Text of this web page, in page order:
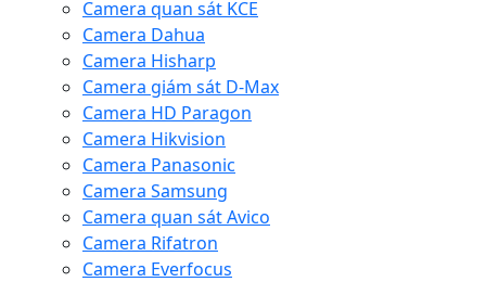
Camera quan sát KCE
Camera Dahua
Camera Hisharp
Camera giám sát D-Max
Camera HD Paragon
Camera Hikvision
Camera Panasonic
Camera Samsung
Camera quan sát Avico
Camera Rifatron
Camera Everfocus